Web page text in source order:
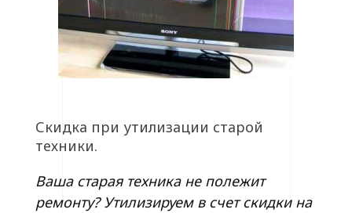
Скидка при утилизации старой
техники.
Ваша старая техника не полежит
ремонту? Утилизируем в счет скидки на